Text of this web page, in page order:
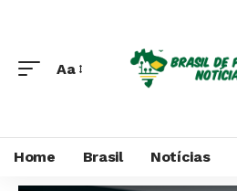
Aa
Home Brasil Notícias